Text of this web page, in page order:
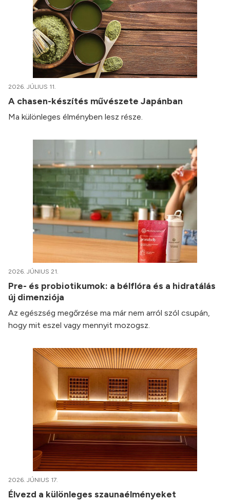
2026. JÚLIUS 11.
A chasen-készítés művészete Japánban
Ma különleges élményben lesz része.
2026. JÚNIUS 21.
Pre- és probiotikumok: a bélflóra és a hidratálás
új dimenziója
Az egészség megőrzése ma már nem arról szól csupán,
hogy mit eszel vagy mennyit mozogsz.
2026. JÚNIUS 17.
Élvezd a különleges szaunaélményeket